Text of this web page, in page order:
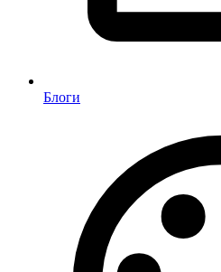
Блоги